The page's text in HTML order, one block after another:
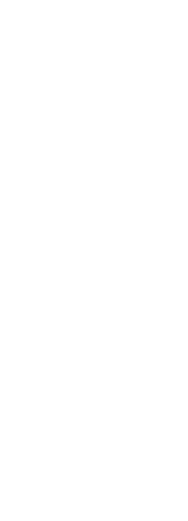
Наш сайт
и повысить
сайтом, вы